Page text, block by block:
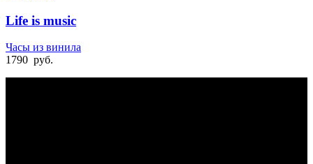
Life is music
Часы из винила
1790 руб.